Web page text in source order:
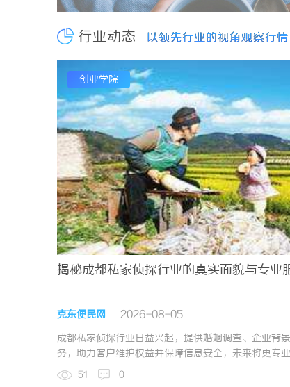
武汉配眼镜 上海配眼镜
2026-08-06
声入人心传理论 牢记嘱托启新程——2026年省
武汉配眼镜 上海配眼镜
蚂蚁影视：探索智能化影视平台的未来发展路径
行业动态 以领先行业的视角观察行情
以领先行业的视角观察行情
创业学院
揭秘成都私家侦探行业的真实面貌与专业
克东便民网
2026-08-05
成都私家侦探行业日益兴起，提供婚姻调查、企业背
务，助力客户维护权益并保障信息安全，未来将更专
51 0